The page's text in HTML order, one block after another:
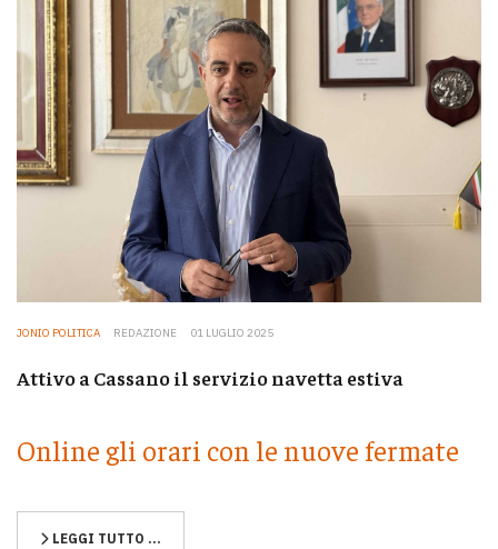
JONIO POLITICA REDAZIONE 01 LUGLIO 2025
Attivo a Cassano il servizio navetta estiva
Online gli orari con le nuove fermate
LEGGI TUTTO …